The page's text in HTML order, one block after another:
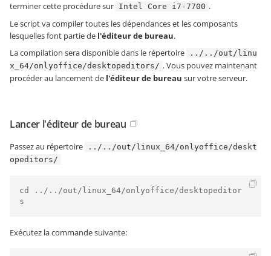
terminer cette procédure sur Intel Core i7-7700 .
Le script va compiler toutes les dépendances et les composants
lesquelles font partie de l'éditeur de bureau.
La compilation sera disponible dans le répertoire
../../out/linu
x_64/onlyoffice/desktopeditors/ . Vous pouvez maintenant
procéder au lancement de l'éditeur de bureau sur votre serveur.
Lancer l'éditeur de bureau
Passez au répertoire
../../out/linux_64/onlyoffice/deskt
opeditors/
cd ../../out/linux_64/onlyoffice/desktopeditor
s
Exécutez la commande suivante: